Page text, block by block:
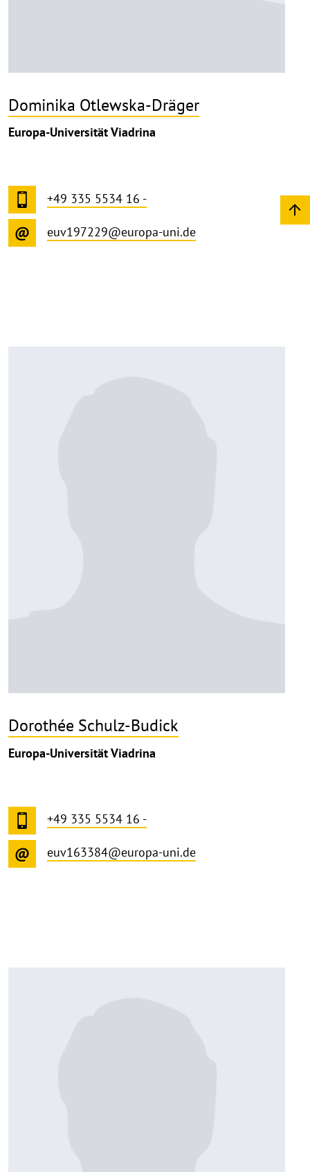
Dominika Otlewska-Dräger
Europa-Universität Viadrina
+49 335 5534 16 -
euv197229@europa-uni.de
Dorothée Schulz-Budick
Europa-Universität Viadrina
+49 335 5534 16 -
euv163384@europa-uni.de